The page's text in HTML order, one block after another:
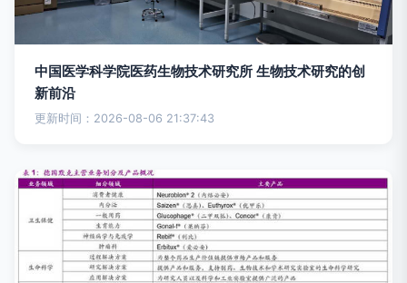
中国医学科学院医药生物技术研究所 生物技术研究的创
新前沿
更新时间：2026-08-06 21:37:43